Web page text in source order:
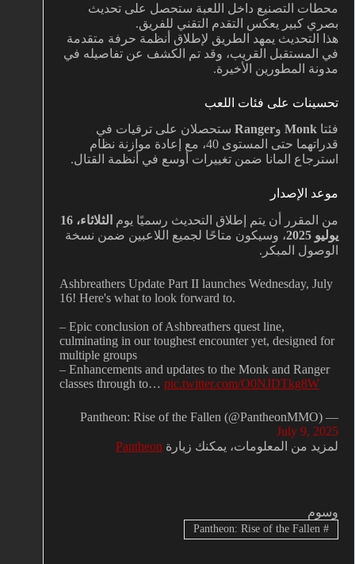
محطات التصنيع داخل اللعبة ستحصل على تحديث
بصري كبير يعكس التقدم التقني للفريق.
هذا التحديث يمهد الطريق لإطلاق أنظمة حرفة متقدمة
في المستقبل القريب، وقد تم الكشف عن تفاصيله في
مدونة المطورين الأخيرة.
تحسينات على فئات اللعب
فئتا Monk وRanger ستحصلان على ترقيات في
قدراتهما حتى المستوى 40، مع إعادة موازنة نظام
استرجاع المانا ضمن تغييرات أوسع في أنظمة القتال.
موعد الإصدار
من المقرر أن يتم إطلاق التحديث رسميًا يوم
الثلاثاء، 16
يوليو 2025
، وسيكون متاحًا لجميع اللاعبين ضمن نسخة
الوصول المبكر.
Ashbreathers Update Part II launches Wednesday, July
16! Here's what to look forward to.
– Epic conclusion of Ashbreathers quest line,
culminating in our toughest encounter yet, designed for
multiple groups
– Enhancements and updates to the Monk and Ranger
classes through to… pic.twitter.com/O0NJDTkg8W
— Pantheon: Rise of the Fallen (@PantheonMMO)
July 9, 2025
لمزيد من المعلومات، يمكنك زيارة Pantheon
وسوم
#
Pantheon: Rise of the Fallen